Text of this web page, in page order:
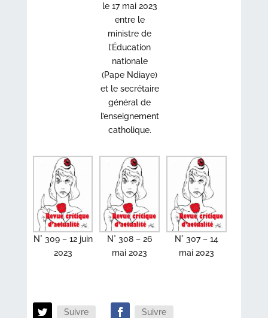
le 17 mai 2023
entre le
ministre de
l’Éducation
nationale
(Pape Ndiaye)
et le secrétaire
général de
l’enseignement
catholique.
N° 309 – 12 juin
2023
N° 308 – 26
mai 2023
N° 307 – 14
mai 2023
Suivre Suivre